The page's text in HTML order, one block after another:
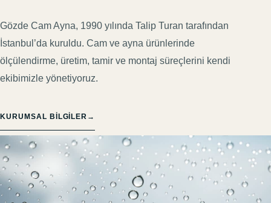
Gözde Cam Ayna, 1990 yılında Talip Turan tarafından
İstanbul’da kuruldu. Cam ve ayna ürünlerinde
ölçülendirme, üretim, tamir ve montaj süreçlerini kendi
ekibimizle yönetiyoruz.
KURUMSAL BILGILER →